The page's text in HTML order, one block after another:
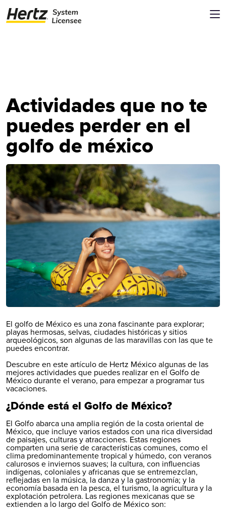
Actividades que no te
puedes perder en el
golfo de méxico
El golfo de México es una zona fascinante para explorar;
playas hermosas, selvas, ciudades históricas y sitios
arqueológicos, son algunas de las maravillas con las que te
puedes encontrar.
Descubre en este artículo de Hertz México algunas de las
mejores actividades que puedes realizar en el Golfo de
México durante el verano, para empezar a programar tus
vacaciones.
¿Dónde está el Golfo de México?
El Golfo abarca una amplia región de la costa oriental de
México, que incluye varios estados con una rica diversidad
de paisajes, culturas y atracciones. Estas regiones
comparten una serie de características comunes, como el
clima predominantemente tropical y húmedo, con veranos
calurosos e inviernos suaves; la cultura, con influencias
indígenas, coloniales y africanas que se entremezclan,
reflejadas en la música, la danza y la gastronomía; y la
economía basada en la pesca, el turismo, la agricultura y la
explotación petrolera. Las regiones mexicanas que se
extienden a lo largo del Golfo de México son: